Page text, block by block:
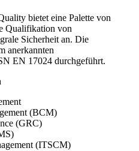
bietet eine Palette von
Qualifikation von
Sicherheit an. Die
anerkannten
EN 17024 durchgeführt.
(BCM)
(GRC)
(ITSCM)